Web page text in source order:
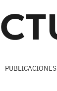
PUBLICACIONES